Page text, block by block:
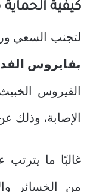
كيفية
لتجنب السعي
بفايروس الفدية
الفيروس
الإصابة، وذلك
غالبًا ما يترتب
من الخسائر